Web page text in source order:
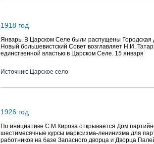
1918 год
Январь. В Царском Селе были распущены Городская
Новый большевистский Совет возглавляет Н.И.
единственной властью в Царском Селе. 15 января
Источник: Царское село
1926 год
По инициативе С.М.Кирова открывается Дом
шестимесячные курсы марксизма-ленинизма для
работников на базе Запасного дворца и Дворца